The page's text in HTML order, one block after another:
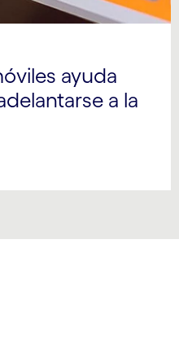
ayuda
a la